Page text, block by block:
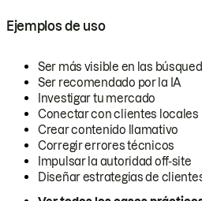
Ejemplos de uso
Ser más visible en las
Ser recomendado por la IA
Investigar tu mercado
Conectar con clientes locales
Crear contenido llamativo
Corregir errores técnicos
Impulsar la autoridad off-site
Diseñar estrategias de